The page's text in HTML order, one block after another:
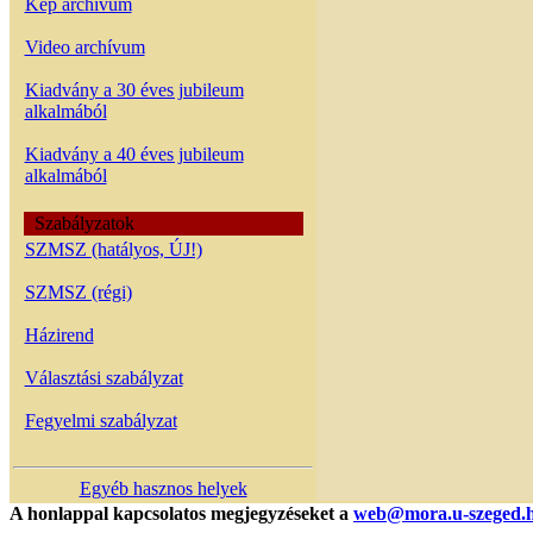
Kép archívum
Video archívum
Kiadvány a 30 éves jubileum
alkalmából
Kiadvány a 40 éves jubileum
alkalmából
Szabályzatok
SZMSZ (hatályos, ÚJ!)
SZMSZ (régi)
Házirend
Választási szabályzat
Fegyelmi szabályzat
Egyéb hasznos helyek
A honlappal kapcsolatos megjegyzéseket a web@mora.u-